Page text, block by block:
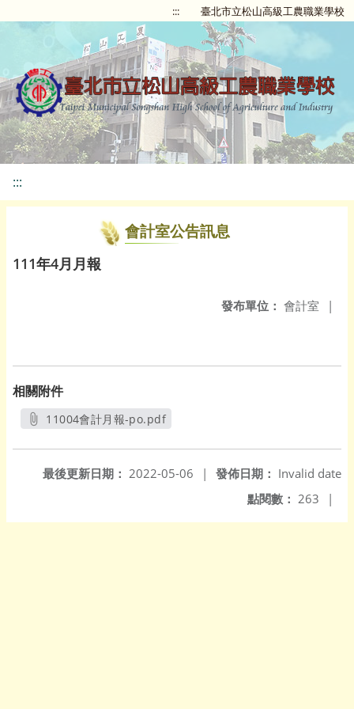
::: 臺北市立松山高級工農職業學校
:::
會計室公告訊息
111年4月月報
發布單位： 會計室 |
相關附件
11004會計月報-po.pdf
發佈日期： Invalid date
最後更新日期： 2022-05-06
|
點閱數： 263 |